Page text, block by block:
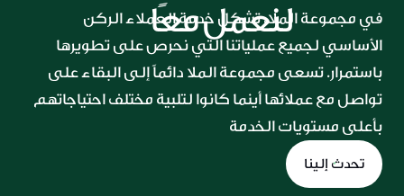
لنعمل معًا
بأعلى مستويات الخدمة
تحدث إلينا